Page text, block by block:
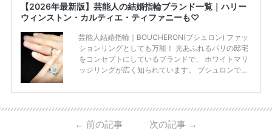
【2026年最新版】芸能人の結婚指輪ブランド一覧｜ハリー
ウィンストン・カルティエ・ティファニーも♡
芸能人結婚指輪｜BOUCHERON(ブシュロン) ファッ
ションリングとしても万能！ 光あふれるパリの邸宅
をコンセプトにしているブランドで、 ホワイトマリ
ッジリングが広く知られています。 ブシュロンで特
ング」は、 小栗さんと山田さんが結婚指輪に選ばれ
なので、 とても人気となっているのです。 その相場
は、10～30万円ほどとなっています。 小栗旬さん・
← 前の記事 次の記事 →